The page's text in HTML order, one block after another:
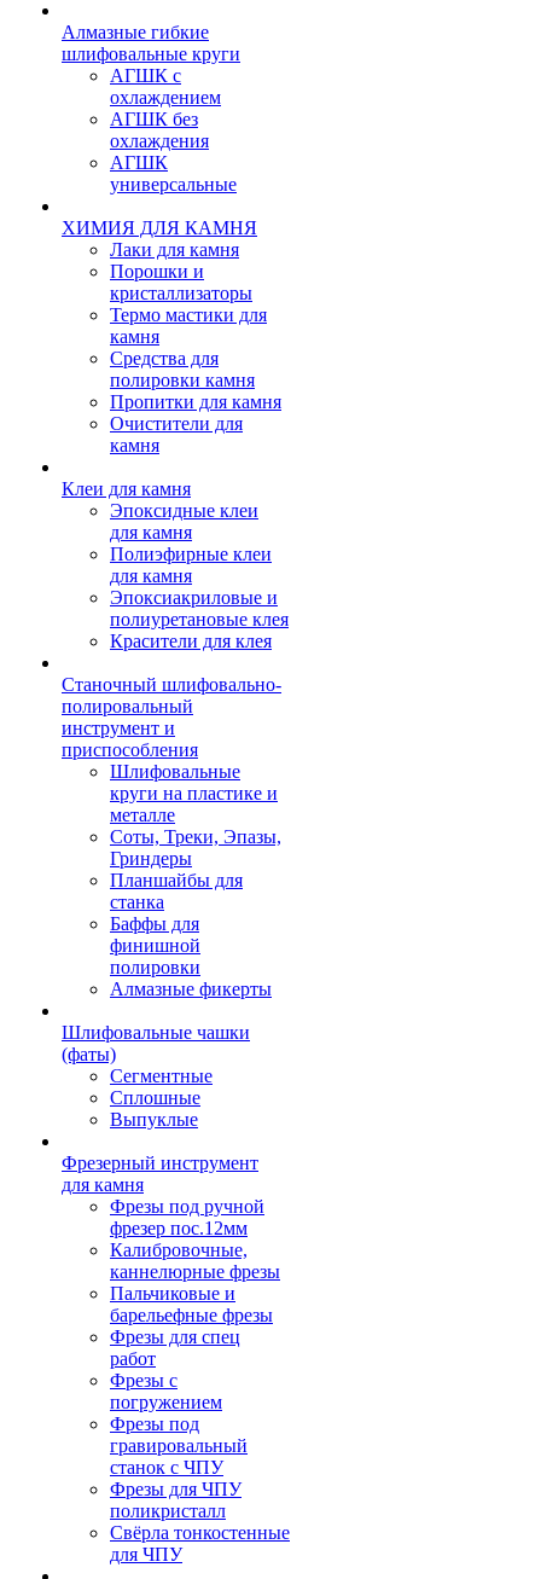
Алмазные гибкие
шлифовальные круги
АГШК с
охлаждением
АГШК без
охлаждения
АГШК
универсальные
ХИМИЯ ДЛЯ КАМНЯ
Лаки для камня
Порошки и
кристаллизаторы
Термо мастики для
камня
Средства для
полировки камня
Пропитки для камня
Очистители для
камня
Клеи для камня
Эпоксидные клеи
для камня
Полиэфирные клеи
для камня
Эпоксиакриловые и
полиуретановые клея
Красители для клея
Станочный шлифовально-
полировальный
инструмент и
приспособления
Шлифовальные
круги на пластике и
металле
Соты, Треки, Эпазы,
Гриндеры
Планшайбы для
станка
Баффы для
финишной
полировки
Алмазные фикерты
Шлифовальные чашки
(фаты)
Сегментные
Сплошные
Выпуклые
Фрезерный инструмент
для камня
Фрезы под ручной
фрезер пос.12мм
Калибровочные,
каннелюрные фрезы
Пальчиковые и
барельефные фрезы
Фрезы для спец
работ
Фрезы с
погружением
Фрезы под
гравировальный
станок с ЧПУ
Фрезы для ЧПУ
поликристалл
Свёрла тонкостенные
для ЧПУ